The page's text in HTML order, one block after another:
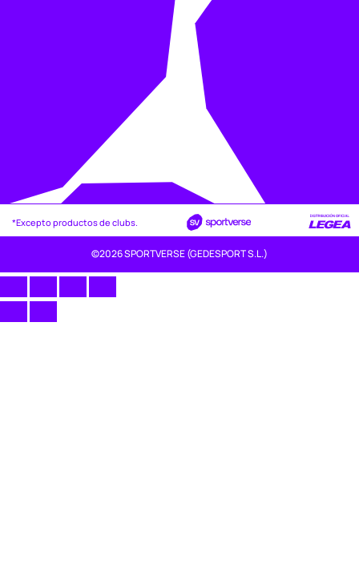
*Excepto productos de clubs.
©2026 SPORTVERSE (GEDESPORT S.L.)